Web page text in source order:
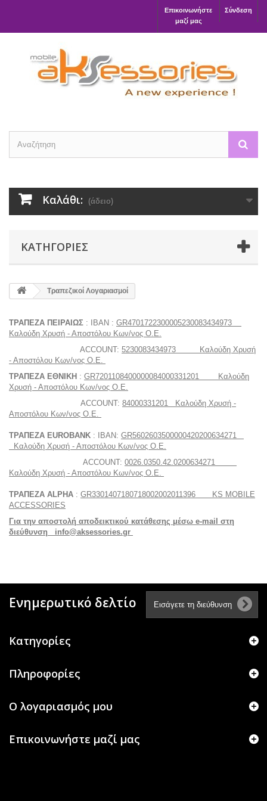
Σύνδεση
Επικοινωνήστε
μαζί μας
Καλάθι: (άδειο)
ΚΑΤΗΓΟΡΊΕΣ
Τραπεζικοί Λογαριασμοί
ΤΡΑΠΕΖΑ ΠΕΙΡΑΙΩΣ : IBAN : GR4701722300005230083434973
Καλούδη Χρυσή - Αποστόλου Κων/νος Ο.Ε.
ACCOUNT: 5230083434973 Καλούδη Χρυσή
- Αποστόλου Κων/νος Ο.Ε.
ΤΡΑΠΕΖΑ ΕΘΝΙΚΗ : GR7201108400000084000331201 Καλούδη
Χρυσή - Αποστόλου Κων/νος Ο.Ε.
ACCOUNT: 84000331201 Καλούδη Χρυσή -
Αποστόλου Κων/νος Ο.Ε.
ΤΡΑΠΕΖΑ EUROBANK : IBAN: GR5602603500000420200634271
Καλούδη Χρυσή - Αποστόλου Κων/νος Ο.Ε.
ACCOUNT: 0026.0350.42.0200634271
Καλούδη Χρυσή - Αποστόλου Κων/νος Ο.Ε.
ΤΡΑΠΕΖΑ ALPHA : GR3301407180718002002011396 KS MOBILE
ACCESSORIES
Για την αποστολή αποδεικτικού κατάθεσης μέσω e-mail στη
διεύθυνση info@aksessories.gr
Ενημερωτικό δελτίο
Κατηγορίες
Πληροφορίες
Ο λογαριασμός μου
Επικοινωνήστε μαζί μας